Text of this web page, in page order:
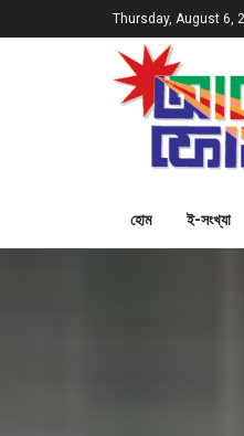
Thursday, August 6,
হোম ই-সংখ্যা